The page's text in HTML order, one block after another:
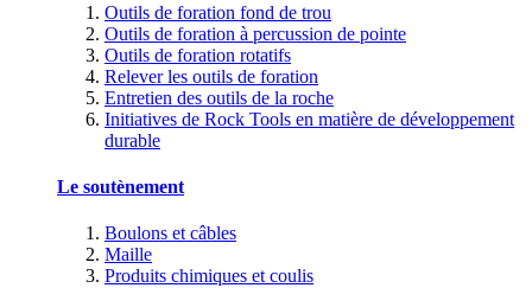
Outils de foration fond de trou
Outils de foration à percussion de pointe
Outils de foration rotatifs
Relever les outils de foration
Entretien des outils de la roche
Initiatives de Rock Tools en matière de développement
durable
Le soutènement
Boulons et câbles
Maille
Produits chimiques et coulis